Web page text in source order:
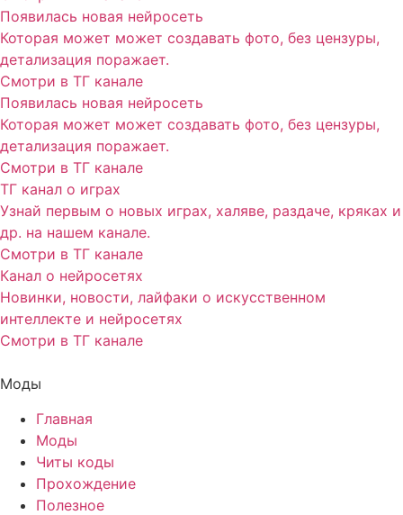
Появилась новая нейросеть
Которая может может создавать фото, без цензуры,
детализация поражает.
Смотри в ТГ канале
Появилась новая нейросеть
Которая может может создавать фото, без цензуры,
детализация поражает.
Смотри в ТГ канале
ТГ канал о играх
Узнай первым о новых играх, халяве, раздаче, кряках и
др. на нашем канале.
Смотри в ТГ канале
Канал о нейросетях
Новинки, новости, лайфаки о искусственном
интеллекте и нейросетях
Смотри в ТГ канале
Моды
Главная
Моды
Читы коды
Прохождение
Полезное